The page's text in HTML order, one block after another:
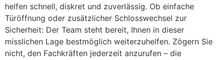
helfen schnell, diskret und zuverlässig. Ob einfache
Türöffnung oder zusätzlicher Schlosswechsel zur
Sicherheit: Der Team steht bereit, Ihnen in dieser
misslichen Lage bestmöglich weiterzuhelfen. Zögern Sie
nicht, den Fachkräften jederzeit anzurufen – die